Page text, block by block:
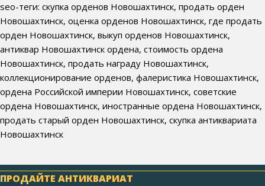
seo-теги: скупка орденов Новошахтинск, продать орден
Новошахтинск, оценка орденов Новошахтинск, где продать
орден Новошахтинск, выкуп орденов Новошахтинск,
антиквар Новошахтинск ордена, стоимость ордена
Новошахтинск, продать награду Новошахтинск,
коллекционирование орденов, фалеристика Новошахтинск,
ордена Российской империи Новошахтинск, советские
ордена Новошахтинск, иностранные ордена Новошахтинск,
продать старый орден Новошахтинск, скупка антиквариата
Новошахтинск
ПРОДАЙТЕ АНТИКВАРИАТ